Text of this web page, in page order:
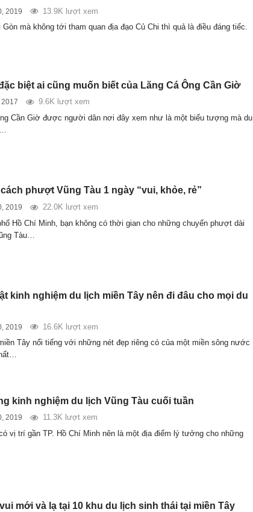
2019
13.9K lượt xem
Gòn mà không tới tham quan địa đạo Củ Chi thì quả là điều đáng tiếc.
biệt ai cũng muốn biết của Lăng Cá Ông Cần Giờ
9.6K lượt xem
Cần Giờ được người dân nơi đây xem như là một biểu tượng mà du
phượt Vũng Tàu 1 ngày “vui, khỏe, rẻ”
2019
22.0K lượt xem
Hồ Chí Minh, bạn không có thời gian cho những chuyến phượt dài
Tàu…
kinh nghiệm du lịch miền Tây nên đi đâu cho mọi du
2019
16.6K lượt xem
Tây nổi tiếng với những nét đẹp riêng có của một miền sông nước
kinh nghiệm du lịch Vũng Tàu cuối tuần
2019
11.3K lượt xem
vị trí gần TP. Hồ Chí Minh nên là một địa điểm lý tưởng cho những
mới và lạ tại 10 khu du lịch sinh thái tại miền Tây